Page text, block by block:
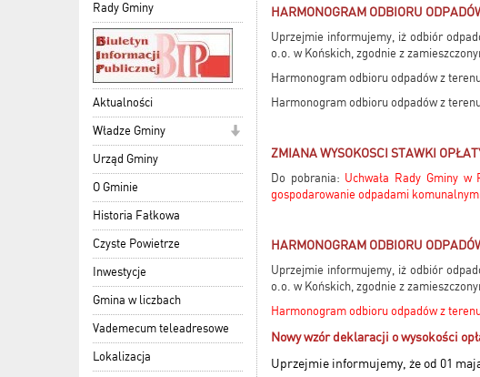
Rady Gminy
Aktualności
Władze Gminy
Urząd Gminy
O Gminie
Historia Fałkowa
Czyste Powietrze
Inwestycje
Gmina w liczbach
Vademecum teleadresowe
Lokalizacja
HARMONOGRAM ODBIORU
Uprzejmie informujemy, iż odbiór
o.o. w Końskich, zgodnie z
Harmonogram odbioru odpadów z
Harmonogram odbioru odpadów z
ZMIANA WYSOKOSCI STAWKI
Do pobrania: Uchwała Rady Gminy
gospodarowanie odpadami
HARMONOGRAM ODBIORU
Uprzejmie informujemy, iż odbiór
o.o. w Końskich, zgodnie z
Harmonogram odbioru odpadów z
Nowy wzór deklaracji o wysokości
Uprzejmie informujemy, że od 01